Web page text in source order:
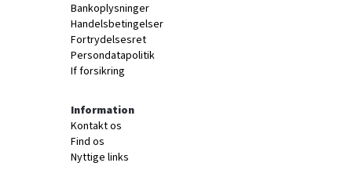
Bankoplysninger
Handelsbetingelser
Fortrydelsesret
Persondatapolitik
If forsikring
Information
Kontakt os
Find os
Nyttige links